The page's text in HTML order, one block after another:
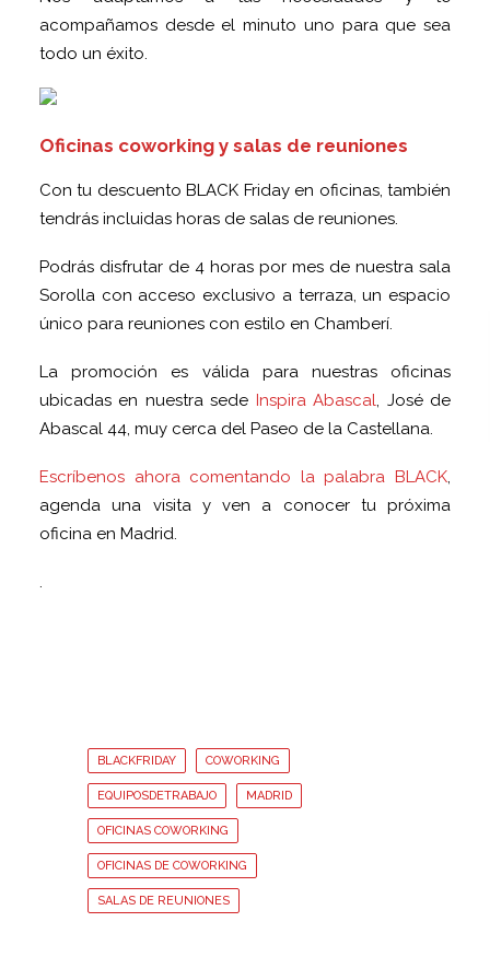
acompañamos desde el minuto uno para que sea
todo un éxito.
Oficinas coworking y salas de reuniones
Con tu descuento BLACK Friday en oficinas, también
tendrás incluidas horas de salas de reuniones.
Podrás disfrutar de 4 horas por mes de nuestra sala
Sorolla con acceso exclusivo a terraza, un espacio
único para reuniones con estilo en Chamberí.
La promoción es válida para nuestras oficinas
ubicadas en nuestra sede Inspira Abascal, José de
Abascal 44, muy cerca del Paseo de la Castellana.
Escríbenos ahora comentando la palabra BLACK,
agenda una visita y ven a conocer tu próxima
oficina en Madrid.
.
BLACKFRIDAY COWORKING
EQUIPOSDETRABAJO MADRID
OFICINAS COWORKING
OFICINAS DE COWORKING
SALAS DE REUNIONES